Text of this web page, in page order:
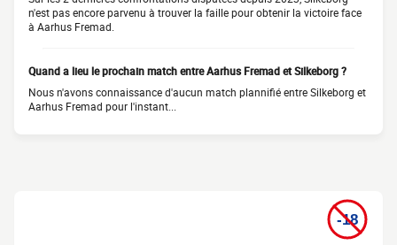
n'est pas encore parvenu à trouver la faille pour obtenir la victoire face
à Aarhus Fremad.
Quand a lieu le prochain match entre Aarhus Fremad et Silkeborg ?
Nous n'avons connaissance d'aucun match plannifié entre Silkeborg et
Aarhus Fremad pour l'instant...